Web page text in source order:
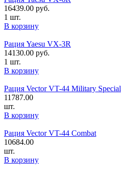
16439.00 руб.
1 шт.
В корзину
Рация Yaesu VX-3R
14130.00 руб.
1 шт.
В корзину
Рация Vector VT-44 Military Special
11787.00
шт.
В корзину
Рация Vector VT-44 Combat
10684.00
шт.
В корзину